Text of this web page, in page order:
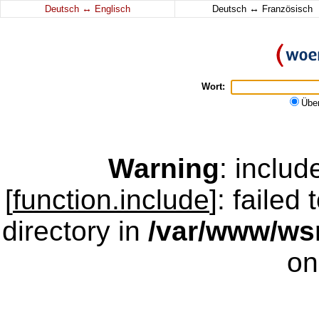
Deutsch ↔ Englisch Deutsch ↔ Französisch
Wort:
Warning:
[function.include]: failed
directory in /var/www/